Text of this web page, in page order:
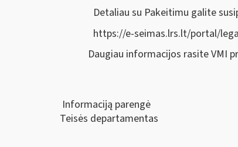
Detaliau su Pakeitimu galite
https://e-seimas.lrs.lt/portal/
Daugiau informacijos rasite VMI
Informaciją parengė
Teisės departamentas